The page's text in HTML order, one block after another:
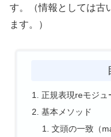
す。（情報としては古
ます。）
正規表現reモジュ
基本メソッド
文頭の一致（